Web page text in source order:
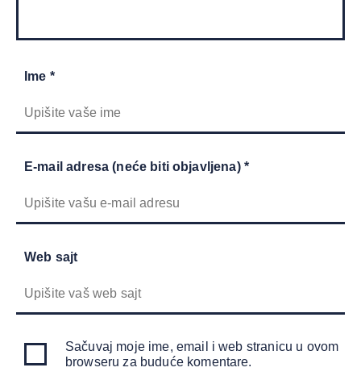
Ime *
E-mail adresa (neće biti objavljena) *
Web sajt
Sačuvaj moje ime, email i web stranicu u ovom
browseru za buduće komentare.